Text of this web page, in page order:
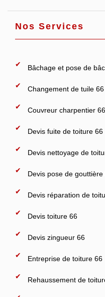
Nos Services
Bâchage et pose de
Changement de tuile 66
Couvreur charpentier 66
Devis fuite de toiture 66
Devis nettoyage de
Devis pose de gouttière
Devis réparation de
Devis toiture 66
Devis zingueur 66
Entreprise de toiture 66
Rehaussement de